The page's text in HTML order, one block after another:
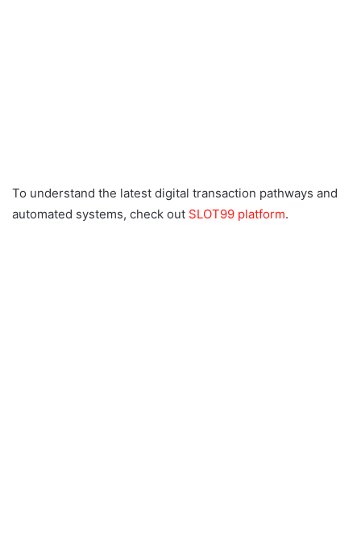
To understand the latest digital transaction pathways and
automated systems, check out SLOT99 platform.